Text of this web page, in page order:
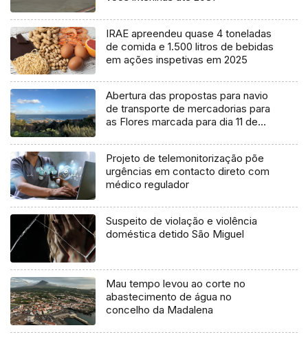
IRAE apreendeu quase 4 toneladas
de comida e 1.500 litros de bebidas
em ações inspetivas em 2025
Abertura das propostas para navio
de transporte de mercadorias para
as Flores marcada para dia 11 de
Projeto de telemonitorização põe
urgências em contacto direto com
médico regulador
Suspeito de violação e violência
doméstica detido São Miguel
Mau tempo levou ao corte no
abastecimento de água no
concelho da Madalena